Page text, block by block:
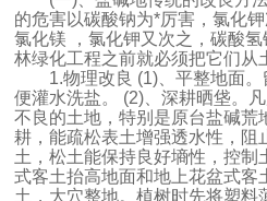
的危害以碳酸钠为*厉害，氯化
氯化镁 ，氯化钾又次之，碳酸
林绿化工程之前就必须把它们从
1.物理改良 (1)、平整地面。
便灌水洗盐。 (2)、深耕晒垡。
不良的土地，特别是原台盐碱荒
耕，能疏松表土增强透水性，阻
土，松土能保持良好墒性，控制
式客土抬高地面和地上花盆式客
土，大穴整地。植树时先将塑料